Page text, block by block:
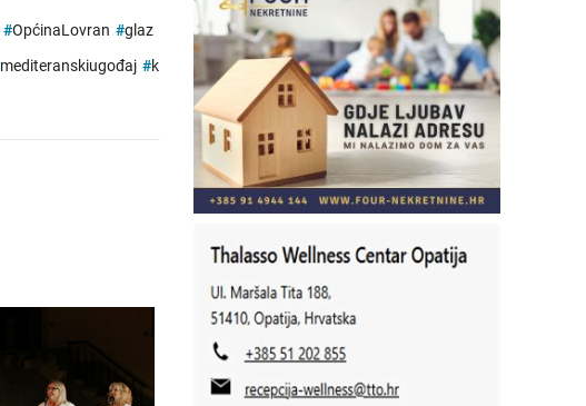
#OpćinaLovran #glaz
mediteranskiugođaj #k